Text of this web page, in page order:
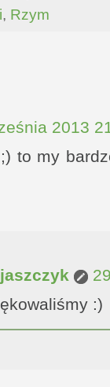
, Rzym
2013
to my
:)